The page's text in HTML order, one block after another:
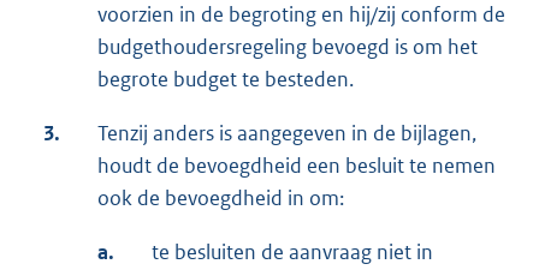
voorzien in de begroting en hij/zij conform de
budgethoudersregeling bevoegd is om het
begrote budget te besteden.
3.
Tenzij anders is aangegeven in de bijlagen,
houdt de bevoegdheid een besluit te nemen
ook de bevoegdheid in om:
a.
te besluiten de aanvraag niet in